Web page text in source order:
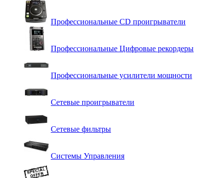
Профессиональные СD проигрыватели
Профессиональные Цифровые рекордеры
Профессиональные усилители мощности
Сетевые проигрыватели
Сетевые фильтры
Системы Управления